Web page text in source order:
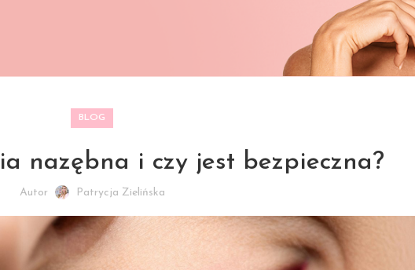
BLOG
nazębna i czy jest bezpieczna?
Autor Patrycja Zielińska